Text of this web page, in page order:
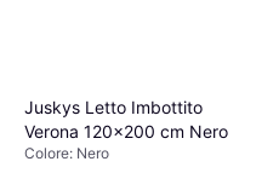
Juskys Letto Imbottito
Verona 120x200 cm Nero
Colore: Nero